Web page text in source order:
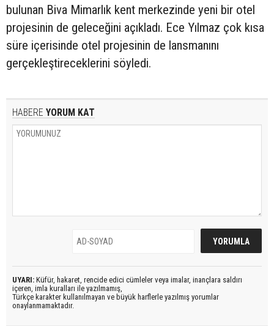
bulunan Biva Mimarlık kent merkezinde yeni bir otel
projesinin de geleceğini açıkladı. Ece Yılmaz çok kısa
süre içerisinde otel projesinin de lansmanını
gerçekleştireceklerini söyledi.
HABERE YORUM KAT
UYARI: Küfür, hakaret, rencide edici cümleler veya imalar, inançlara saldırı
içeren, imla kuralları ile yazılmamış,
Türkçe karakter kullanılmayan ve büyük harflerle yazılmış yorumlar
onaylanmamaktadır.